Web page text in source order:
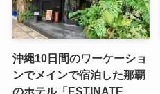
沖縄10日間のワーケーショ
ンでメインで宿泊した那覇
のホテル「ESTINATE